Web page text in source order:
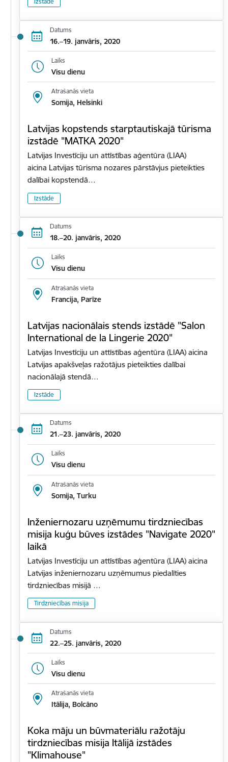
Datums
16.–19. janvāris, 2020
Laiks
Visu dienu
Atrašanās vieta
Somija, Helsinki
Latvijas kopstends starptautiskajā tūrisma
izstādē "MATKA 2020"
Latvijas Investīciju un attīstības aģentūra (LIAA)
aicina Latvijas tūrisma nozares pārstāvjus pieteikties
dalībai kopstendā…
Izstāde
Datums
18.–20. janvāris, 2020
Laiks
Visu dienu
Atrašanās vieta
Francija, Parīze
Latvijas nacionālais stends izstādē "Salon
International de la Lingerie 2020"
Latvijas Investīciju un attīstības aģentūra (LIAA) aicina
Latvijas apakšveļas ražotājus pieteikties dalībai
nacionālajā stendā…
Izstāde
Datums
21.–23. janvāris, 2020
Laiks
Visu dienu
Atrašanās vieta
Somija, Turku
Inženiernozaru uzņēmumu tirdzniecības
misija kuģu būves izstādes "Navigate 2020"
laikā
Latvijas Investīciju un attīstības aģentūra (LIAA) aicina
Latvijas inženiernozaru uzņēmumus piedalīties
tirdzniecības misijā …
Tirdzniecības misija
Datums
22.–25. janvāris, 2020
Laiks
Visu dienu
Atrašanās vieta
Itālija, Bolcāno
Koka māju un būvmateriālu ražotāju
tirdzniecības misija Itālijā izstādes
"Klimahouse"